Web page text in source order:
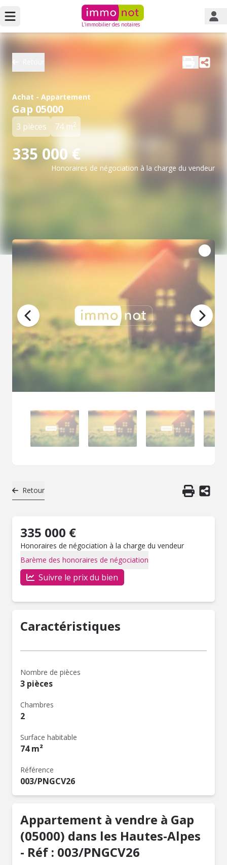
L'immobilier des notaires
Achat - Appartement
Gap 05000
3 pièces 74 m2
335 000 €
Honoraires de négociation à la charge du vendeur
Retour
335 000 €
Honoraires de négociation à la charge du vendeur
Barème des honoraires de négociation
Suivre le prix du bien
Caractéristiques
Nombre de pièces
3 pièces
Chambres
2
Surface habitable
74 m²
Référence
003/PNGCV26
Appartement à vendre à Gap
(05000) dans les Hautes-Alpes
- Réf : 003/PNGCV26